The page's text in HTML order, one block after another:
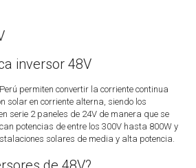
inversor 48V
permiten convertir la corriente continua
solar en corriente alterna, siendo los
serie 2 paneles de 24V de manera que se
potencias de entre los 300V hasta 800W y
solares de media y alta potencia.